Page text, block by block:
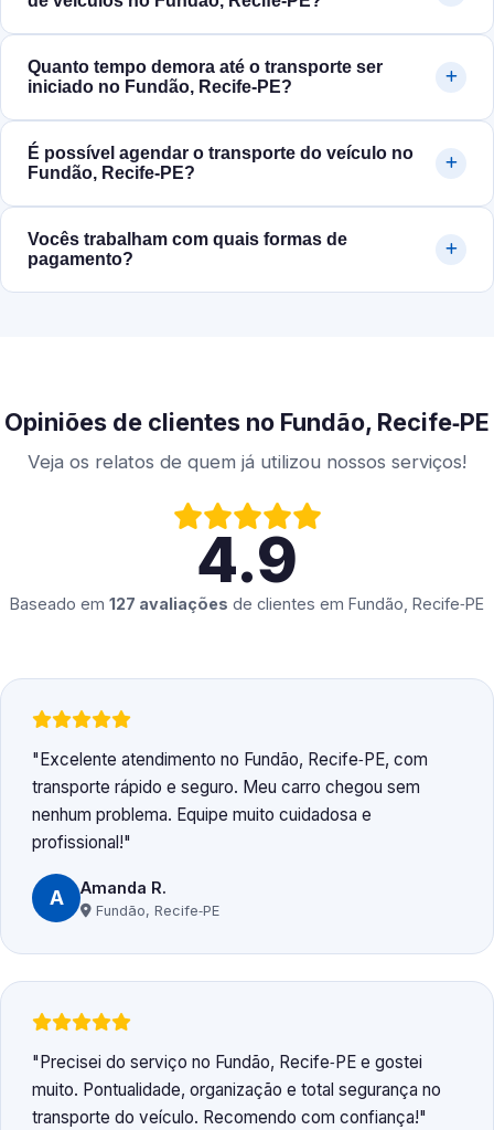
Quanto tempo demora até o transporte ser
iniciado no Fundão, Recife‑PE?
É possível agendar o transporte do veículo no
Fundão, Recife‑PE?
Vocês trabalham com quais formas de
pagamento?
Opiniões de clientes no Fundão, Recife‑PE
Veja os relatos de quem já utilizou nossos serviços!
4.9
Baseado em 127 avaliações de clientes em Fundão, Recife‑PE
Excelente atendimento no Fundão, Recife‑PE, com
transporte rápido e seguro. Meu carro chegou sem
nenhum problema. Equipe muito cuidadosa e
profissional!
A Amanda R.
Fundão, Recife‑PE
Precisei do serviço no Fundão, Recife‑PE e gostei
muito. Pontualidade, organização e total segurança no
transporte do veículo. Recomendo com confiança!